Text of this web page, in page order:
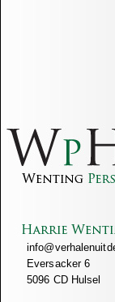
Eversacker 6
5096 CD Hulsel